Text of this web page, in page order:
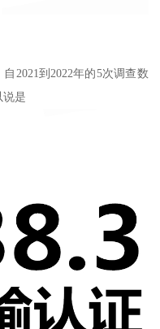
2021到2022年的5次调查数
说是